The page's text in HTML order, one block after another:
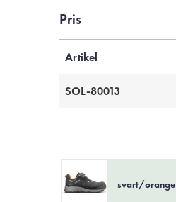
Pris
Artikel
SOL-80013
svart/orange